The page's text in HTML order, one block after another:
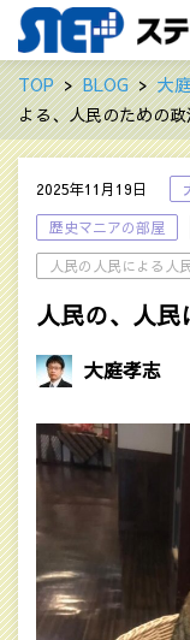
TOP BLOG 大
よる、人民のための
2025年11月19日
歴史マニアの部屋
人民の人民による人
人民の、人
大庭孝志